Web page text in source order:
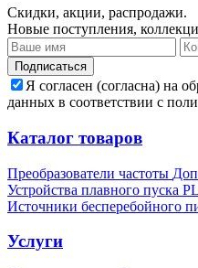
Скидки, акции, распродажи.
Новые поступления,
Подписаться
Я согласен (согласна) на
данных в соответствии с
Каталог товаров
Преобразователи частоты
Устройства плавного пуска
Источники бесперебойного
Услуги